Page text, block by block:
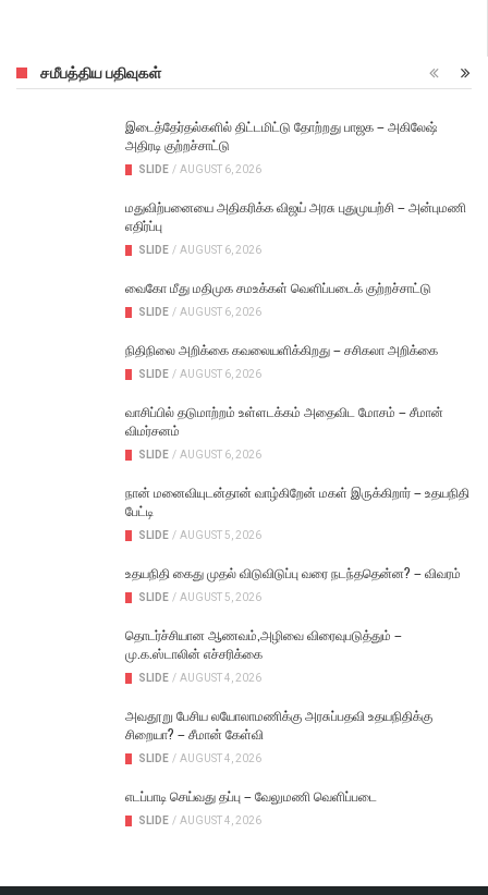
சமீபத்திய பதிவுகள்
இடைத்தேர்தல்களில் திட்டமிட்டு தோற்றது பாஜக – அகிலேஷ்
அதிரடி குற்றச்சாட்டு
SLIDE / AUGUST 6, 2026
மதுவிற்பனையை அதிகரிக்க விஜய் அரசு புதுமுயற்சி – அன்புமணி
எதிர்ப்பு
SLIDE / AUGUST 6, 2026
வைகோ மீது மதிமுக சமஉக்கள் வெளிப்படைக் குற்றச்சாட்டு
SLIDE / AUGUST 6, 2026
நிதிநிலை அறிக்கை கவலையளிக்கிறது – சசிகலா அறிக்கை
SLIDE / AUGUST 6, 2026
வாசிப்பில் தடுமாற்றம் உள்ளடக்கம் அதைவிட மோசம் – சீமான்
விமர்சனம்
SLIDE / AUGUST 6, 2026
நான் மனைவியுடன்தான் வாழ்கிறேன் மகள் இருக்கிறார் – உதயநிதி
பேட்டி
SLIDE / AUGUST 5, 2026
உதயநிதி கைது முதல் விடுவிடுப்பு வரை நடந்ததென்ன? – விவரம்
SLIDE / AUGUST 5, 2026
தொடர்ச்சியான ஆணவம்,அழிவை விரைவுபடுத்தும் –
மு.க.ஸ்டாலின் எச்சரிக்கை
SLIDE / AUGUST 4, 2026
அவதூறு பேசிய லயோலாமணிக்கு அரசுப்பதவி உதயநிதிக்கு
சிறையா? – சீமான் கேள்வி
SLIDE / AUGUST 4, 2026
எடப்பாடி செய்வது தப்பு – வேலுமணி வெளிப்படை
SLIDE / AUGUST 4, 2026